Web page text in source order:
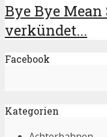
Bye Bye
verkündet...
Facebook
Kategorien